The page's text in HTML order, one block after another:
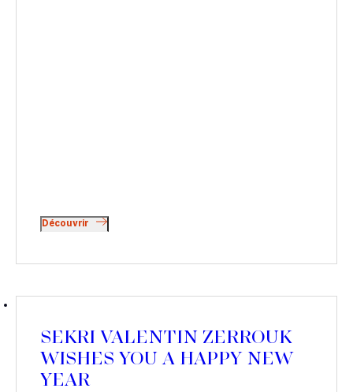
Découvrir
SEKRI VALENTIN ZERROUK
WISHES YOU A HAPPY NEW
YEAR